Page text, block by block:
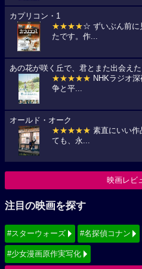
カプリコン・1
★★★★☆ ずいぶん前に
たです。作...
あの花が咲く丘で、君とまた出会えた
★★★★★ NHKラジオ
争と平...
オールド・オーク
★★★★★ 素直にいい作
ても、永...
映画レビ
注目の映画を探す
#スターウォーズ #名探偵コナン
#少女漫画原作実写化